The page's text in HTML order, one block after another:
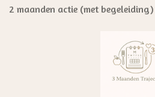
2 maanden actie (met begeleiding)